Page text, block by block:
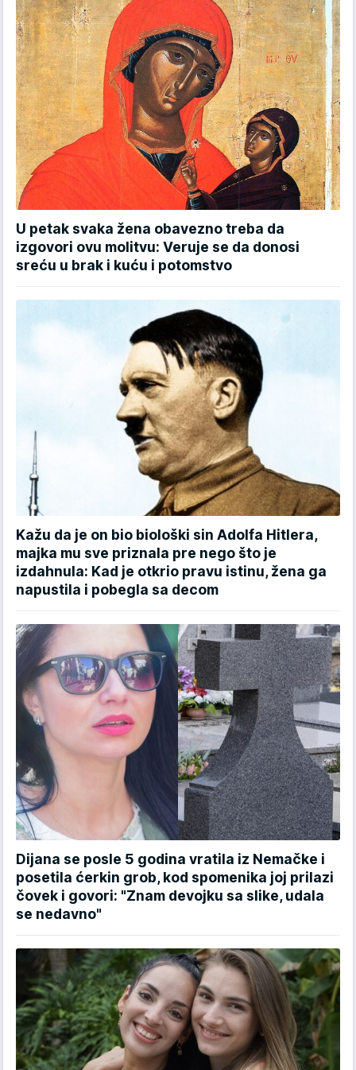
U petak svaka žena obavezno treba da
izgovori ovu molitvu: Veruje se da donosi
sreću u brak i kuću i potomstvo
Kažu da je on bio biološki sin Adolfa Hitlera,
majka mu sve priznala pre nego što je
izdahnula: Kad je otkrio pravu istinu, žena ga
napustila i pobegla sa decom
Dijana se posle 5 godina vratila iz Nemačke i
posetila ćerkin grob, kod spomenika joj prilazi
čovek i govori: "Znam devojku sa slike, udala
se nedavno"